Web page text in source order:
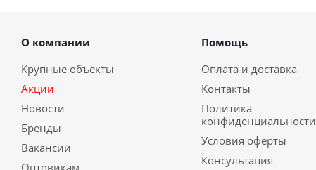
О компании
Крупные объекты
Акции
Новости
Бренды
Вакансии
Оптовикам
Помощь
Оплата и доставка
Контакты
Политика
конфиденциальности
Условия оферты
Консультация